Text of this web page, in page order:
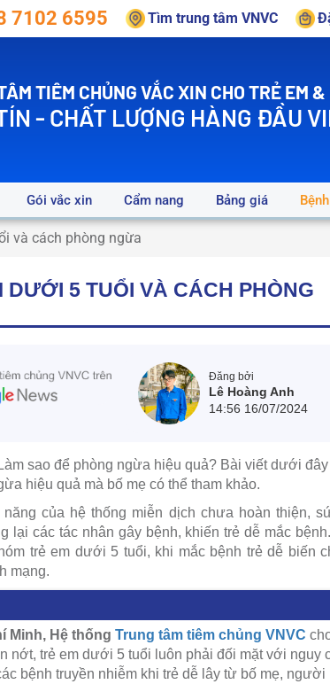
7102 6595 Tìm trung tâm VNVC
TIÊM CHỦNG VẮC XIN CHO TRẺ EM
- CHẤT LƯỢNG HÀNG ĐẦU
Gói vắc xin Cẩm nang Bảng giá
và cách phòng ngừa
5 TUỔI VÀ CÁCH PHÒNG
Đăng bởi
Lê Hoàng Anh
14:56 16/07/2024
sao để phòng ngừa hiệu quả? Bài viết dưới
hiệu quả mà bố mẹ có thể tham khảo.
của hệ thống miễn dịch chưa hoàn thiện,
lại các tác nhân gây bệnh, khiến trẻ dễ mắc
trẻ em dưới 5 tuổi, khi mắc bệnh trẻ dễ biến
mạng.
Minh, Hệ thống Trung tâm tiêm chủng VNVC
nớt, trẻ em dưới 5 tuổi luôn phải đối mặt với nguy
bệnh truyền nhiễm khi trẻ dễ lây từ bố mẹ, người